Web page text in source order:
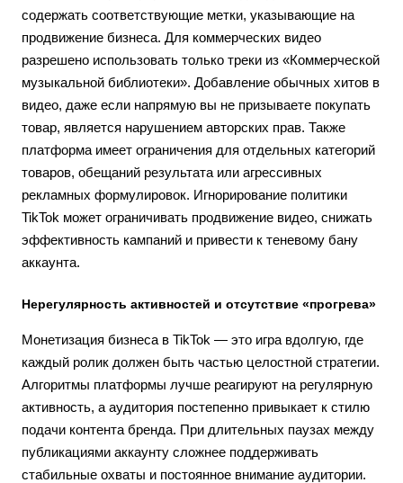
содержать соответствующие метки, указывающие на
продвижение бизнеса. Для коммерческих видео
разрешено использовать только треки из «Коммерческой
музыкальной библиотеки». Добавление обычных хитов в
видео, даже если напрямую вы не призываете покупать
товар, является нарушением авторских прав. Также
платформа имеет ограничения для отдельных категорий
товаров, обещаний результата или агрессивных
рекламных формулировок. Игнорирование политики
TikTok может ограничивать продвижение видео, снижать
эффективность кампаний и привести к теневому бану
аккаунта.
Нерегулярность активностей и отсутствие «прогрева»
Монетизация бизнеса в TikTok — это игра вдолгую, где
каждый ролик должен быть частью целостной стратегии.
Алгоритмы платформы лучше реагируют на регулярную
активность, а аудитория постепенно привыкает к стилю
подачи контента бренда. При длительных паузах между
публикациями аккаунту сложнее поддерживать
стабильные охваты и постоянное внимание аудитории.